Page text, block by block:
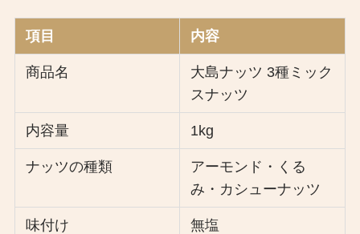
項目 内容
商品名
大島ナッツ 3種ミック
スナッツ
内容量 1kg
ナッツの種類
アーモンド・くる
み・カシューナッツ
味付け 無塩